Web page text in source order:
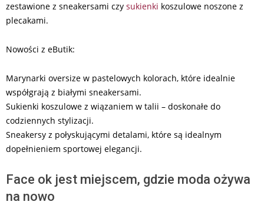
zestawione z sneakersami czy sukienki koszulowe noszone z
plecakami.
Nowości z eButik:
Marynarki oversize w pastelowych kolorach, które idealnie
współgrają z białymi sneakersami.
Sukienki koszulowe z wiązaniem w talii – doskonałe do
codziennych stylizacji.
Sneakersy z połyskującymi detalami, które są idealnym
dopełnieniem sportowej elegancji.
Face ok jest miejscem, gdzie moda ożywa
na nowo